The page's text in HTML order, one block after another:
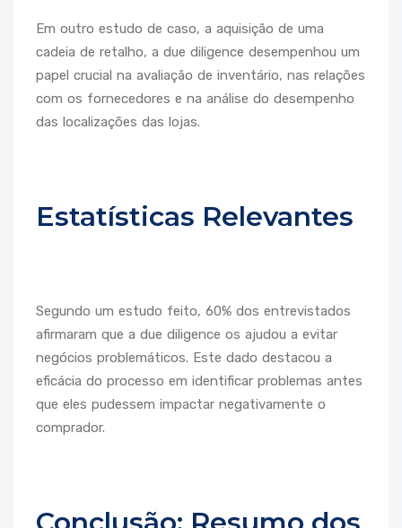
Em outro estudo de caso, a aquisição de uma
cadeia de retalho, a due diligence desempenhou um
papel crucial na avaliação de inventário, nas relações
com os fornecedores e na análise do desempenho
das localizações das lojas.
Estatísticas Relevantes
Segundo um estudo feito, 60% dos entrevistados
afirmaram que a due diligence os ajudou a evitar
negócios problemáticos. Este dado destacou a
eficácia do processo em identificar problemas antes
que eles pudessem impactar negativamente o
comprador.